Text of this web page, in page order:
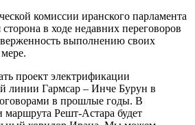
комиссии иранского парламента
сторона в ходе недавних переговоров
выполнению своих
проект электрификации
линии Гармсар – Инче Бурун в
в прошлые годы. В
маршрута Решт-Астара будет